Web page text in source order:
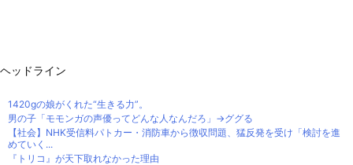
ヘッドライン
1420gの娘がくれた“生きる力”。
男の子「モモンガの声優ってどんな人なんだろ」→ググる
【社会】NHK受信料パトカー・消防車から徴収問題、猛反発を受け「検討を進
めていく...
『トリコ』が天下取れなかった理由